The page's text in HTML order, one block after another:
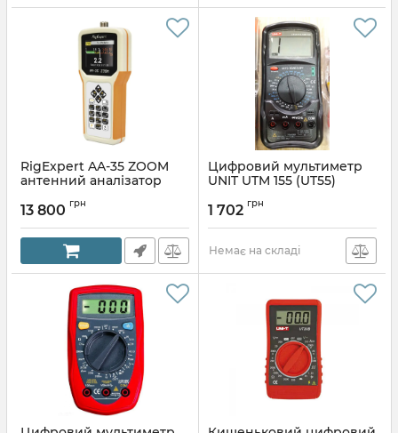
RigExpert AA-35 ZOOM
антенний аналізатор
13 800 грн
Цифровий мультиметр
UNIT UTM 155 (UT55)
1 702 грн
Немає на складі